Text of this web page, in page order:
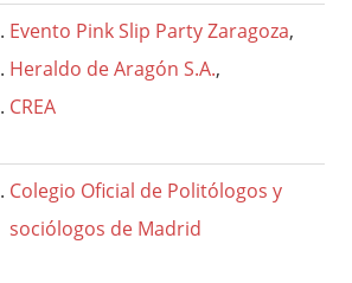
Evento Pink Slip Party Zaragoza,
Heraldo de Aragón S.A.,
CREA
Colegio Oficial de Politólogos y
sociólogos de Madrid